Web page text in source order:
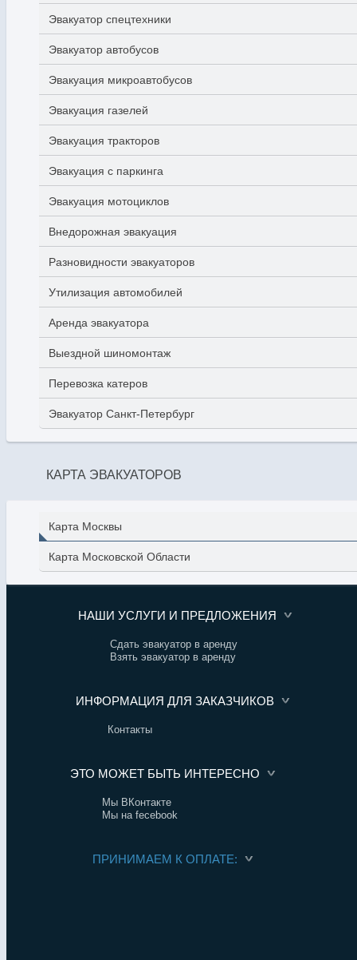
Эвакуатор спецтехники
Эвакуатор автобусов
Эвакуация микроавтобусов
Эвакуация газелей
Эвакуация тракторов
Эвакуация с паркинга
Эвакуация мотоциклов
Внедорожная эвакуация
Разновидности эвакуаторов
Утилизация автомобилей
Аренда эвакуатора
Выездной шиномонтаж
Перевозка катеров
Эвакуатор Санкт-Петербург
КАРТА ЭВАКУАТОРОВ
Карта Москвы
Карта Московской Области
НАШИ УСЛУГИ И ПРЕДЛОЖЕНИЯ
Сдать эвакуатор в аренду
Взять эвакуатор в аренду
ИНФОРМАЦИЯ ДЛЯ ЗАКАЗЧИКОВ
Контакты
ЭТО МОЖЕТ БЫТЬ ИНТЕРЕСНО
Мы ВКонтакте
Мы на fecebook
ПРИНИМАЕМ К ОПЛАТЕ: